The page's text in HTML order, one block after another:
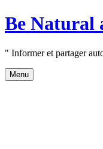
Aller
au
Be Natural
" Informer et partager
Menu